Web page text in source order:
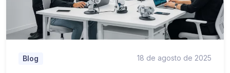
Blog 18 de agosto de 2025